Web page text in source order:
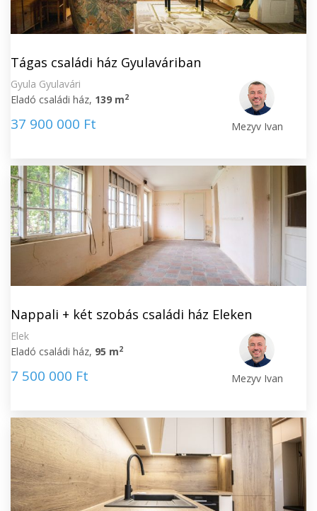
Tágas családi ház Gyulaváriban
Gyula Gyulavári
Eladó családi ház, 139 m2
37 900 000 Ft Mezyv Ivan
Nappali + két szobás családi ház Eleken
Elek
Eladó családi ház, 95 m2
7 500 000 Ft Mezyv Ivan